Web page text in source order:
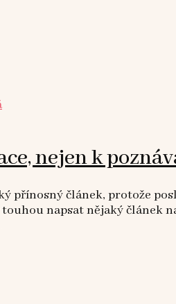
nejen k
přínosný článek, protože
napsat nějaký článek